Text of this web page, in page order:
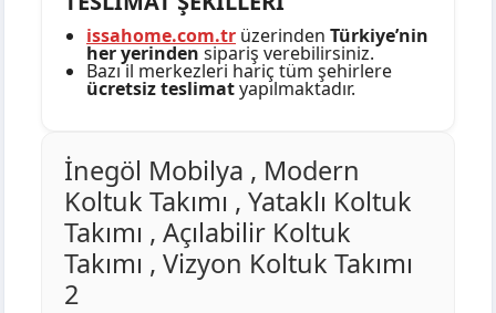
issahome.com.tr üzerinden Türkiye’nin
her yerindensipariş verebilirsiniz.
Bazı il merkezleri hariç tüm şehirlere
ücretsiz teslimatyapılmaktadır.
İnegöl Mobilya , Modern
Koltuk Takımı , Yataklı Koltuk
Takımı , Açılabilir Koltuk
Takımı , Vizyon Koltuk Takımı
2